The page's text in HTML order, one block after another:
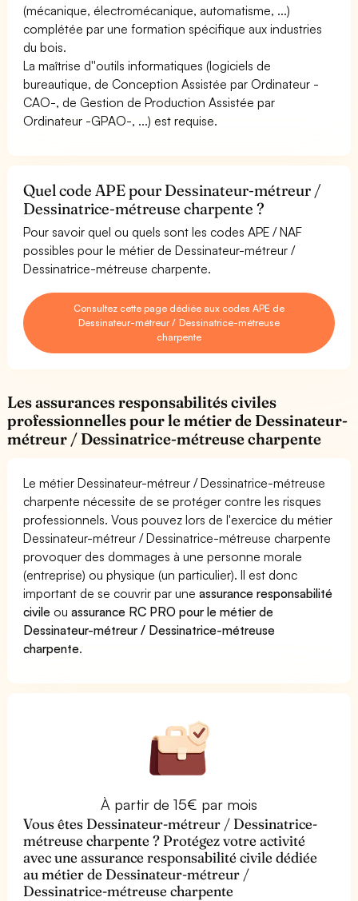
(mécanique, électromécanique, automatisme, ...)
complétée par une formation spécifique aux industries
du bois.
La maîtrise d''outils informatiques (logiciels de
bureautique, de Conception Assistée par Ordinateur -
CAO-, de Gestion de Production Assistée par
Ordinateur -GPAO-, ...) est requise.
Quel code APE pour Dessinateur-métreur /
Dessinatrice-métreuse charpente ?
Pour savoir quel ou quels sont les codes APE / NAF
possibles pour le métier de Dessinateur-métreur /
Dessinatrice-métreuse charpente.
Consultez cette page dédiée aux codes APE de
Dessinateur-métreur / Dessinatrice-métreuse
charpente
Les assurances responsabilités civiles
professionnelles pour le métier de Dessinateur-
métreur / Dessinatrice-métreuse charpente
Le métier Dessinateur-métreur / Dessinatrice-métreuse
charpente nécessite de se protéger contre les risques
professionnels. Vous pouvez lors de l'exercice du métier
Dessinateur-métreur / Dessinatrice-métreuse charpente
provoquer des dommages à une personne morale
(entreprise) ou physique (un particulier). Il est donc
important de se couvrir par uneassurance responsabilité
civile ouassurance RC PRO pour le métier de
Dessinateur-métreur / Dessinatrice-métreuse
charpente.
À partir de 15€ par mois
Vous êtes Dessinateur-métreur / Dessinatrice-
métreuse charpente ? Protégez votre activité
avec une assurance responsabilité civile dédiée
au métier de Dessinateur-métreur /
Dessinatrice-métreuse charpente